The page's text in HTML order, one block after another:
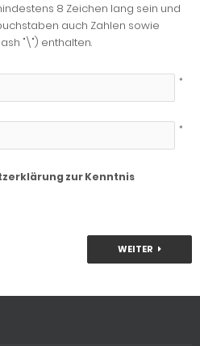
8 Zeichen lang sein und
auch Zahlen sowie
"\") enthalten.
*
*
zur Kenntnis
WEITER